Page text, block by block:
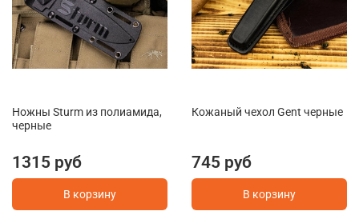
Ножны Sturm из полиамида,
черные
1315 руб
В корзину
Кожаный чехол Gent черные
745 руб
В корзину